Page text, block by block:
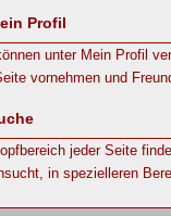
Profil
unter Mein Profil
vornehmen und
jeder Seite
in spezielleren